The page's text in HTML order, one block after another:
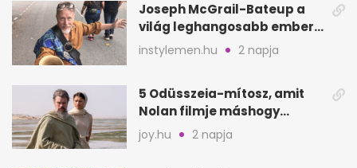
Joseph McGrail-Bateup a
világ leghangosabb embere
lett Ausztráliából
instylemen.hu 2 napja
5 Odüsszeia-mítosz, amit
Nolan filmje máshogy
mutat, mint Homérosz
joy.hu 2 napja